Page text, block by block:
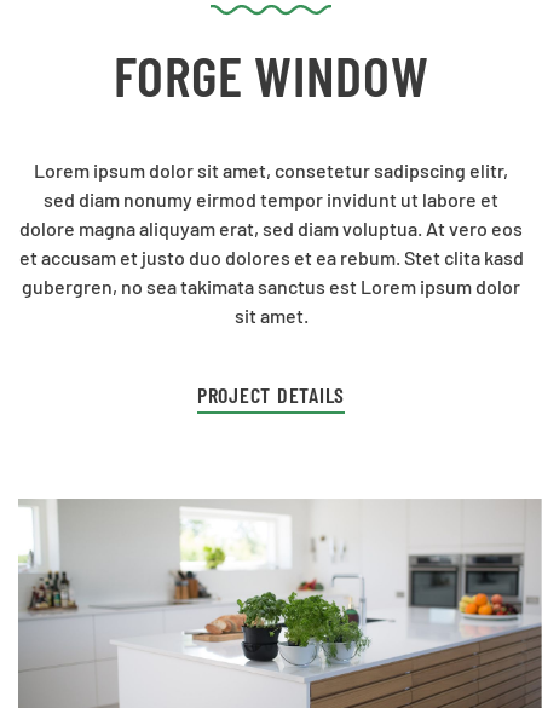
FORGE WINDOW
Lorem ipsum dolor sit amet, consetetur sadipscing elitr,
sed diam nonumy eirmod tempor invidunt ut labore et
dolore magna aliquyam erat, sed diam voluptua. At vero eos
et accusam et justo duo dolores et ea rebum. Stet clita kasd
gubergren, no sea takimata sanctus est Lorem ipsum dolor
sit amet.
PROJECT DETAILS